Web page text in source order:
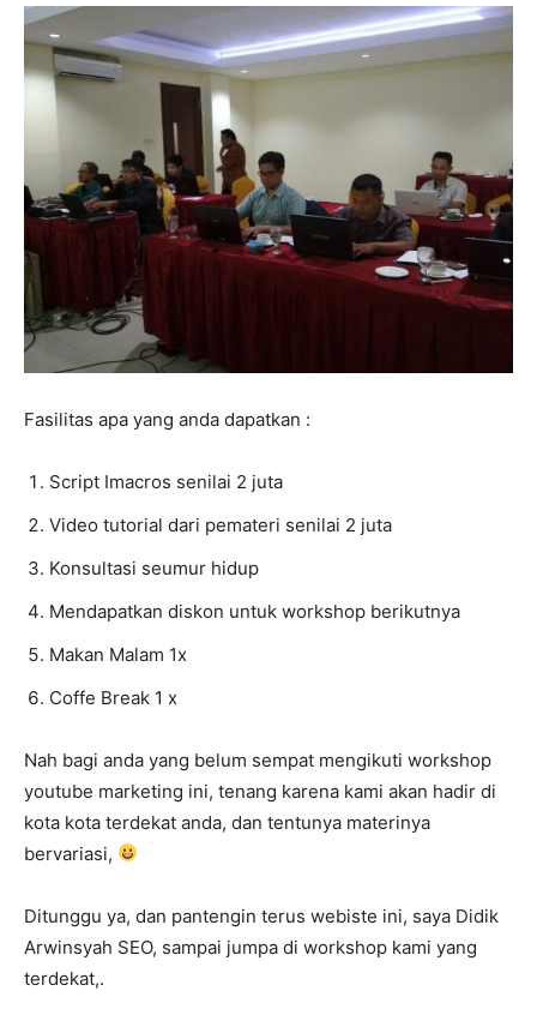
Fasilitas apa yang anda dapatkan :
Script Imacros senilai 2 juta
Video tutorial dari pemateri senilai 2 juta
Konsultasi seumur hidup
Mendapatkan diskon untuk workshop berikutnya
Makan Malam 1x
Coffe Break 1 x
Nah bagi anda yang belum sempat mengikuti workshop
youtube marketing ini, tenang karena kami akan hadir di
kota kota terdekat anda, dan tentunya materinya
bervariasi,
Ditunggu ya, dan pantengin terus webiste ini, saya Didik
Arwinsyah SEO, sampai jumpa di workshop kami yang
terdekat,.